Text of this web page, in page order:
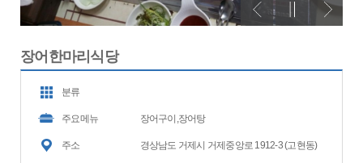
장어한마리식당
분류
주요메뉴 장어구이,장어탕
주소 경상남도 거제시 거제중앙로 1912-3 (고현동)